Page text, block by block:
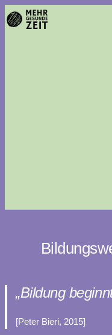
„Bildung
[Peter Bieri, 2015]